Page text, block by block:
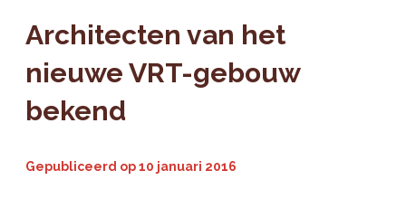
Architecten van het
nieuwe VRT-gebouw
bekend
Gepubliceerd op10 januari 2016